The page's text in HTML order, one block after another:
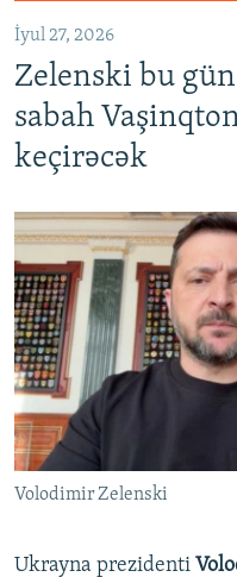
İyul 27, 2026
Zelenski bu
sabah
keçirəcək
Volodimir Zelenski
Ukrayna prezidenti